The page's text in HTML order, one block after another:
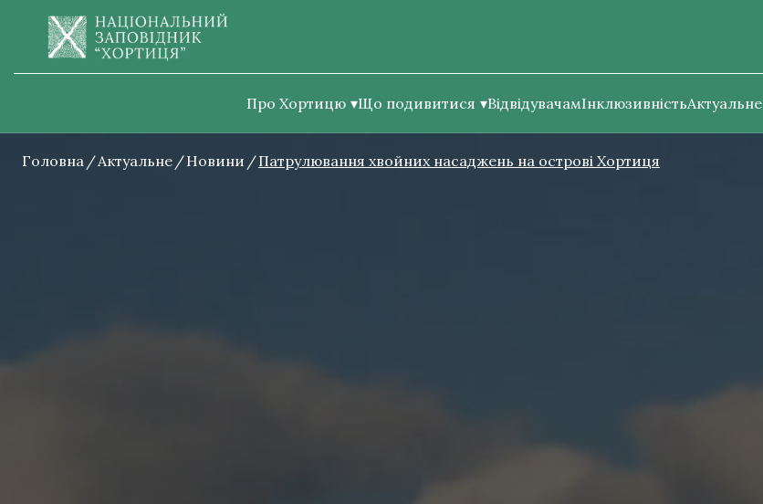
Про Хортицю Що подивитися ВідвідувачамІнклюзивністьАктуальне
Головна Актуальне Новини Патрулювання хвойних насаджень на острові Хортиця